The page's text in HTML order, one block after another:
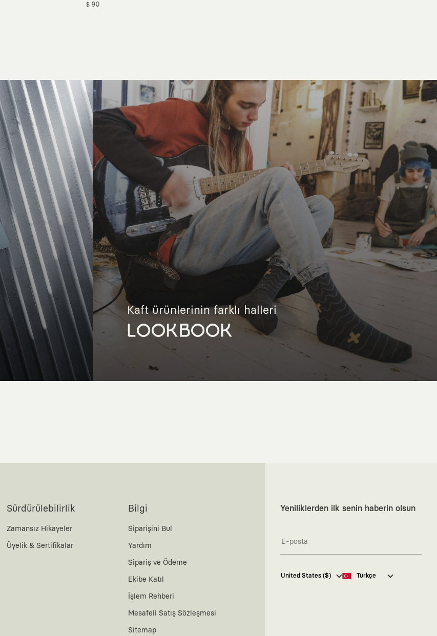
$ 90
Kaft ürünlerinin farklı halleri
LOOKBOOK
Sürdürülebilirlik
Zamansız Hikayeler
Üyelik & Sertifikalar
Bilgi
Siparişini Bul
Yardım
Sipariş ve Ödeme
Ekibe Katıl
İşlem Rehberi
Mesafeli Satış Sözleşmesi
Sitemap
Yeniliklerden ilk senin haberin olsun
Kaft Tasarım Tekstil Sanayi ve
United States ($) Türkçe